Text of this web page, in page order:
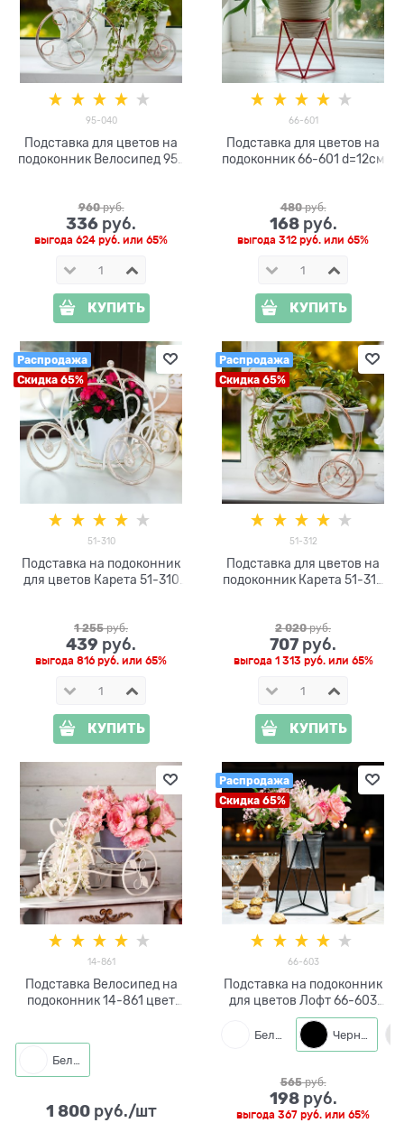
95-040
Подставка для цветов на
подоконник Велосипед 95-
960 руб.
336 руб.
выгода 624 руб. или 65%
КУПИТЬ
66-601
Подставка для цветов на
подоконник 66-601 d=12см
480 руб.
168 руб.
выгода 312 руб. или 65%
КУПИТЬ
Распродажа
Скидка 65%
51-310
Подставка на подоконник
для цветов Карета 51-310
1 255 руб.
439 руб.
выгода 816 руб. или 65%
КУПИТЬ
Распродажа
Скидка 65%
51-312
Подставка для цветов на
подоконник Карета 51-312
2 020 руб.
707 руб.
выгода 1 313 руб.или 65%
КУПИТЬ
14-861
Подставка Велосипед на
подоконник 14-861 цвет
1 800 руб./шт
Распродажа
Скидка 65%
66-603
Подставка на подоконник
для цветов Лофт 66-603
d=12см
565 руб.
198 руб.
выгода 367 руб. или 65%